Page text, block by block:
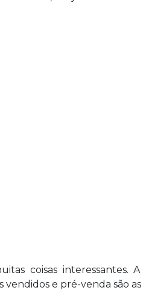
coisas interessantes. A
e pré-venda são as